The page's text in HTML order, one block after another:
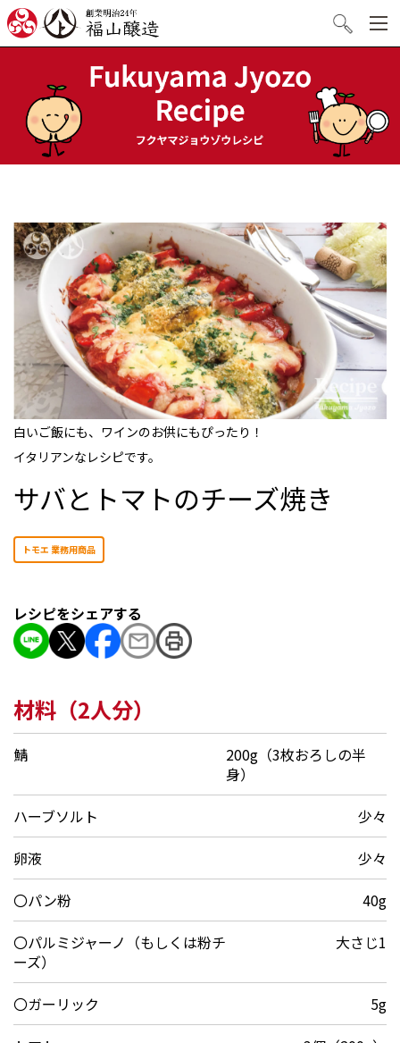
検索
白いご飯にも、ワインのお供にもぴったり！
イタリアンなレシピです。
サバとトマトのチーズ焼き
トモエ 業務用商品
レシピをシェアする
材料（2人分）
鯖
200g（3枚おろしの半
身）
ハーブソルト
少々
卵液
少々
〇パン粉
40g
〇パルミジャーノ（もしくは粉チ
ーズ）
大さじ1
〇ガーリック
5g